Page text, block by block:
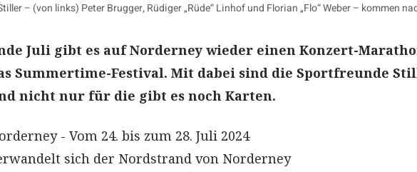
– (von links) Peter Brugger, Rüdiger „Rüde“ Linhof und Florian „Flo“ Weber – kommen
Juli gibt es auf Norderney wieder einen Konzert-
Summertime-Festival. Mit dabei sind die Sportfreunde
nicht nur für die gibt es noch Karten.
- Vom 24. bis zum 28. Juli 2024
sich der Nordstrand von Norderney